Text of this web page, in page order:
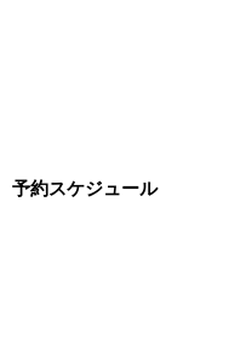
予約スケジュール